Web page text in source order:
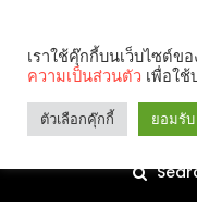
เราใช้คุ๊กกี้บนเว็บไซต์ข
ความเป็นส่วนตัว เพื่อใช้
ตัวเลือกคุ๊กกี้ ยอมรับ